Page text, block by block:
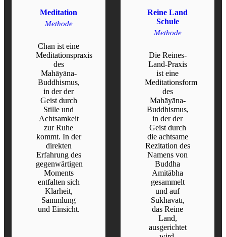
Meditation
Methode
Chan ist eine
Meditationspraxis
des
Mahāyāna-
Buddhismus,
in der der
Geist durch
Stille und
Achtsamkeit
zur Ruhe
kommt. In der
direkten
Erfahrung des
gegenwärtigen
Moments
entfalten sich
Klarheit,
Sammlung
und Einsicht.
Reine Land
Schule
Methode
Die Reines-
Land-Praxis
ist eine
Meditationsform
des
Mahāyāna-
Buddhismus,
in der der
Geist durch
die achtsame
Rezitation des
Namens von
Buddha
Amitābha
gesammelt
und auf
Sukhāvatī,
das Reine
Land,
ausgerichtet